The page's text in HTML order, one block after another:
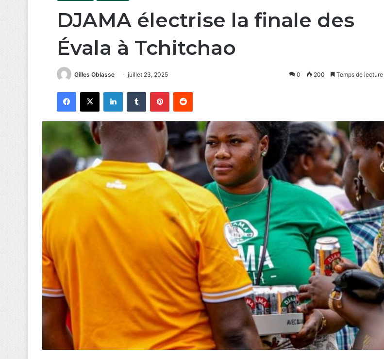
DJAMA électrise la finale des
Évala à Tchitchao
Gilles Oblasse juillet 23, 2025 0 200 Temps de
Facebook
X LinkedinTumblr PinterestReddit